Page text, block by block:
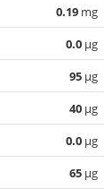
0.19 mg
0.0 µg
95 µg
40 µg
0.0 µg
65 µg